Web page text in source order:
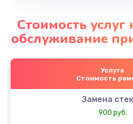
Стоимость услуг
обслуживание
Услуга
Стоимость
Замена
900 руб.